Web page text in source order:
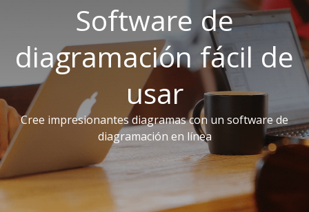
Software de
diagramación fácil de
usar
Cree impresionantes diagramas con un software de
diagramación en línea